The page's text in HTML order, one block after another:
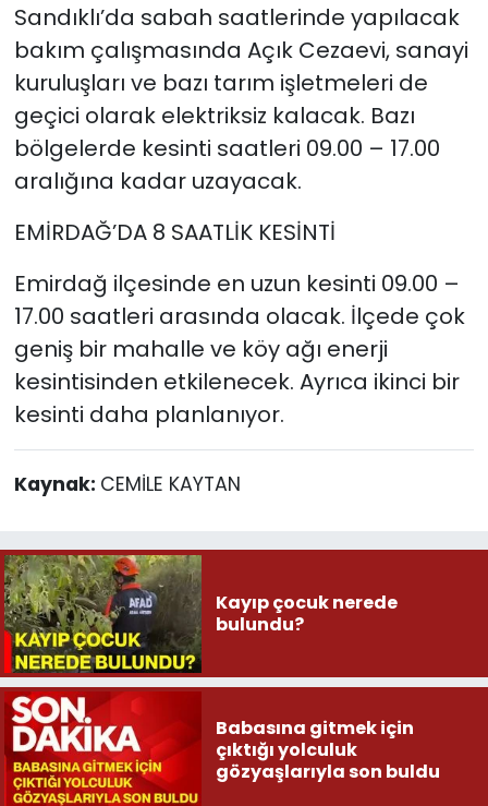
Sandıklı’da sabah saatlerinde yapılacak
bakım çalışmasında Açık Cezaevi, sanayi
kuruluşları ve bazı tarım işletmeleri de
geçici olarak elektriksiz kalacak. Bazı
bölgelerde kesinti saatleri 09.00 – 17.00
aralığına kadar uzayacak.
EMİRDAĞ’DA 8 SAATLİK KESİNTİ
Emirdağ ilçesinde en uzun kesinti 09.00 –
17.00 saatleri arasında olacak. İlçede çok
geniş bir mahalle ve köy ağı enerji
kesintisinden etkilenecek. Ayrıca ikinci bir
kesinti daha planlanıyor.
Kaynak: CEMİLE KAYTAN
Kayıp çocuk nerede
bulundu?
Babasına gitmek için
çıktığı yolculuk
gözyaşlarıyla son buldu